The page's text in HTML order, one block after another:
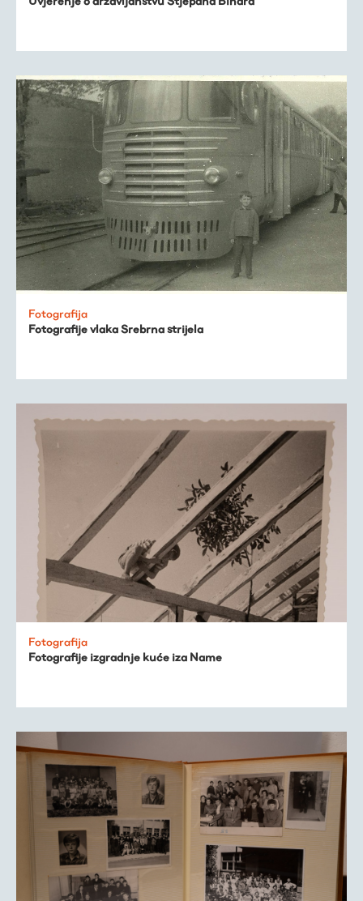
Fotografija
Fotografije vlaka Srebrna strijela
Fotografija
Fotografije izgradnje kuće iza Name